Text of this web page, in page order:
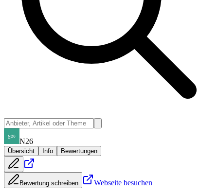
N26
Übersicht Info Bewertungen
Bewertung schreiben Webseite besuchen